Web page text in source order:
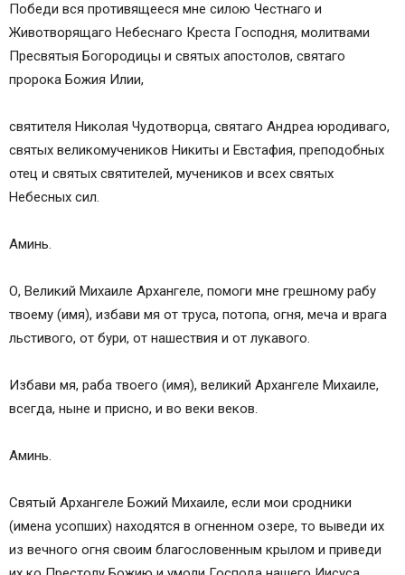
Молитва об усопшей дочери
Молитва о усопшем сыне
Молитва за некрещеных и мертворожденных
младенцев
Короткая молитва об усопших
Короткая поминальная молитва об усопших
Сохранить молитвы в социальных сетях:
День сороковой
Годовщина поминания
Победи вся противящееся мне силою Честнаго и
Животворящаго Небеснаго Креста Господня, молитвами
Пресвятыя Богородицы и святых апостолов, святаго
пророка Божия Илии,
святителя Николая Чудотворца, святаго Андреа юродиваго,
святых великомучеников Никиты и Евстафия, преподобных
отец и святых святителей, мучеников и всех святых
Небесных сил.
Аминь.
О, Великий Михаиле Архангеле, помоги мне грешному рабу
твоему (имя), избави мя от труса, потопа, огня, меча и врага
льстивого, от бури, от нашествия и от лукавого.
Избави мя, раба твоего (имя), великий Архангеле Михаиле,
всегда, ныне и присно, и во веки веков.
Аминь.
Cвятый Архангеле Божий Михаиле, если мои сродники
(имена усопших) находятся в огненном озере, то выведи их
из вечного огня своим благословенным крылом и приведи